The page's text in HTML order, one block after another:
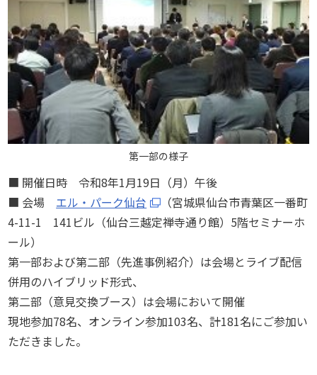
第一部の様子
■ 開催日時 令和8年1月19日（月）午後
■ 会場 エル・パーク仙台
（宮城県仙台市青葉区一番町
4-11-1 141ビル（仙台三越定禅寺通り館）5階セミナーホ
ール）
第一部および第二部（先進事例紹介）は会場とライブ配信
併用のハイブリッド形式、
第二部（意見交換ブース）は会場において開催
現地参加78名、オンライン参加103名、計181名にご参加い
ただきました。